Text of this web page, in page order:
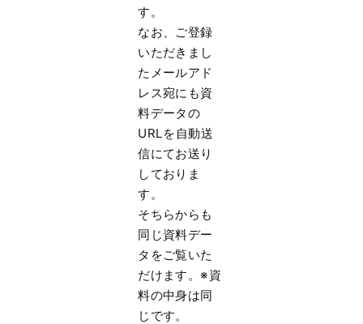
す。
なお、 ご登録
いただきまし
たメールアド
レス宛にも資
料データの
URLを 自動送
信にてお送り
しておりま
す。
そちらからも
同じ資料デー
タをご覧いた
だけます。※資
料の中身は同
じです。